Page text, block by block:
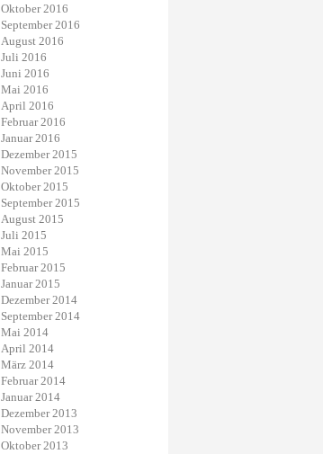
Oktober 2016
September 2016
August 2016
Juli 2016
Juni 2016
Mai 2016
April 2016
Februar 2016
Januar 2016
Dezember 2015
November 2015
Oktober 2015
September 2015
August 2015
Juli 2015
Mai 2015
Februar 2015
Januar 2015
Dezember 2014
September 2014
Mai 2014
April 2014
März 2014
Februar 2014
Januar 2014
Dezember 2013
November 2013
Oktober 2013